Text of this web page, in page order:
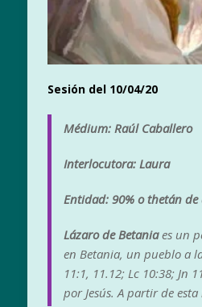
Sesión del 10/04/20
Médium: Raúl Caballero
Interlocutora: Laura
Entidad: 90% o thetán
Lázaro de Betaniaes un
en Betania, un pueblo a
11:1,​ 11.12;​ Lc 10:38;Jn
por Jesús. A partir de